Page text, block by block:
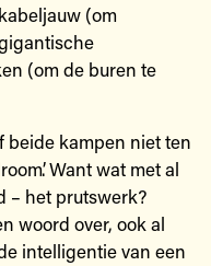
(om
(om de buren te
beide kampen niet ten
Want wat met al
– het prutswerk?
woord over, ook al
intelligentie van een